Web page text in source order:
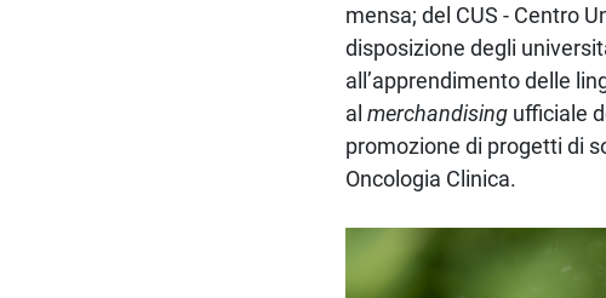
mensa; del CUS - Centro
disposizione degli
all’apprendimento delle
almerchandising ufficiale
promozione di progetti di
Oncologia Clinica.